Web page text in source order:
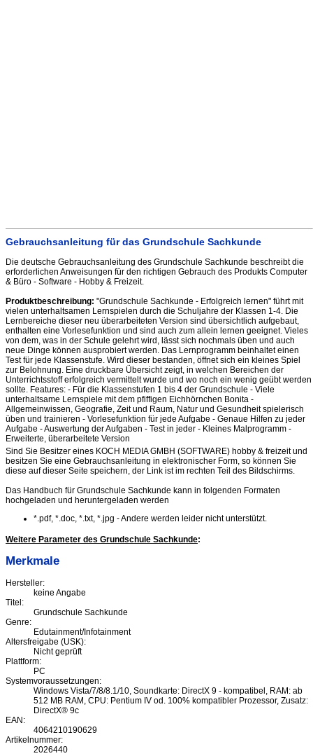
Gebrauchsanleitung für das Grundschule Sachkunde
Die deutsche Gebrauchsanleitung des Grundschule Sachkunde beschreibt die
erforderlichen Anweisungen für den richtigen Gebrauch des Produkts Computer
& Büro - Software - Hobby & Freizeit.
Produktbeschreibung: "Grundschule Sachkunde - Erfolgreich lernen" führt mit
vielen unterhaltsamen Lernspielen durch die Schuljahre der Klassen 1-4. Die
Lernbereiche dieser neu überarbeiteten Version sind übersichtlich aufgebaut,
enthalten eine Vorlesefunktion und sind auch zum allein lernen geeignet. Vieles
von dem, was in der Schule gelehrt wird, lässt sich nochmals üben und auch
neue Dinge können ausprobiert werden. Das Lernprogramm beinhaltet einen
Test für jede Klassenstufe. Wird dieser bestanden, öffnet sich ein kleines Spiel
zur Belohnung. Eine druckbare Übersicht zeigt, in welchen Bereichen der
Unterrichtsstoff erfolgreich vermittelt wurde und wo noch ein wenig geübt werden
sollte. Features: - Für die Klassenstufen 1 bis 4 der Grundschule - Viele
unterhaltsame Lernspiele mit dem pfiffigen Eichhörnchen Bonita -
Allgemeinwissen, Geografie, Zeit und Raum, Natur und Gesundheit spielerisch
üben und trainieren - Vorlesefunktion für jede Aufgabe - Genaue Hilfen zu jeder
Aufgabe - Auswertung der Aufgaben - Test in jeder - Kleines Malprogramm -
Erweiterte, überarbeitete Version
Sind Sie Besitzer eines KOCH MEDIA GMBH (SOFTWARE) hobby & freizeit und
besitzen Sie eine Gebrauchsanleitung in elektronischer Form, so können Sie
diese auf dieser Seite speichern, der Link ist im rechten Teil des Bildschirms.
Das Handbuch für Grundschule Sachkunde kann in folgenden Formaten
hochgeladen und heruntergeladen werden
*.pdf, *.doc, *.txt, *.jpg - Andere werden leider nicht unterstützt.
Weitere Parameter des Grundschule Sachkunde:
Merkmale
Hersteller:
keine Angabe
Titel:
Grundschule Sachkunde
Genre:
Edutainment/Infotainment
Altersfreigabe (USK):
Nicht geprüft
Plattform:
PC
Systemvoraussetzungen:
Windows Vista/7/8/8.1/10, Soundkarte: DirectX 9 - kompatibel, RAM: ab
512 MB RAM, CPU: Pentium IV od. 100% kompatibler Prozessor, Zusatz:
DirectX® 9c
EAN:
4064210190629
Artikelnummer:
2026440